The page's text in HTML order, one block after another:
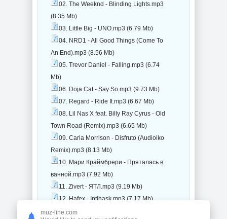
02. The Weeknd - Blinding Lights.mp3
(8.35 Mb)
03. Little Big - UNO.mp3 (6.79 Mb)
04. NRD1 - All Good Things (Come To
An End).mp3 (8.56 Mb)
05. Trevor Daniel - Falling.mp3 (6.74
Mb)
06. Doja Cat - Say So.mp3 (9.73 Mb)
07. Regard - Ride It.mp3 (6.67 Mb)
08. Lil Nas X feat. Billy Ray Cyrus - Old
Town Road (Remix).mp3 (6.65 Mb)
09. Carla Morrison - Disfruto (Audioiko
Remix).mp3 (8.13 Mb)
10. Мари Краймбрери - Пряталась в
ванной.mp3 (7.92 Mb)
11. Zivert - ЯТЛ.mp3 (9.19 Mb)
12. Hafex - Intihask.mp3 (7.17 Mb)
13. BENEE feat. Gus Dapperton -
muz-line.com